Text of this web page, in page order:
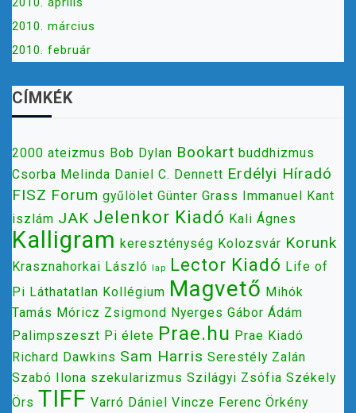
2010. március
2010. február
CÍMKÉK
2000 ateizmus Bob Dylan Bookart buddhizmus
Csorba Melinda Daniel C. Dennett Erdélyi Híradó
FISZ Forum gyűlölet Günter Grass Immanuel Kant
iszlám JAK Jelenkor Kiadó Kali Ágnes
Kalligram kereszténység Kolozsvár Korunk
Krasznahorkai László lap Lector Kiadó Life of
Pi Láthatatlan Kollégium Magvető Mihók
Tamás Móricz Zsigmond Nyerges Gábor Ádám
Palimpszeszt Pi élete Prae.hu Prae Kiadó
Richard Dawkins Sam Harris Serestély Zalán
Szabó Ilona szekularizmus Szilágyi Zsófia Székely
Örs TIFF Varró Dániel Vincze Ferenc Örkény